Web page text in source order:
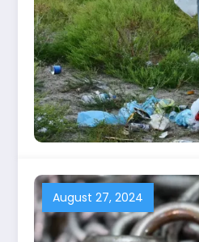
August 27, 2024